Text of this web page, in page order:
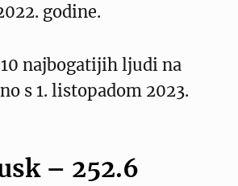
godine.
najbogatijih ljudi na
s 1. listopadom 2023.
– 252.6